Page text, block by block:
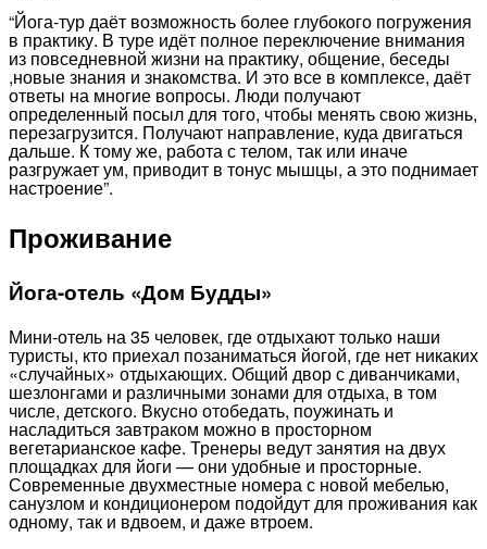
“Йога-тур даёт возможность более глубокого погружения
в практику. В туре идёт полное переключение внимания
из повседневной жизни на практику, общение, беседы
,новые знания и знакомства. И это все в комплексе, даёт
ответы на многие вопросы. Люди получают
определенный посыл для того, чтобы менять свою жизнь,
перезагрузится. Получают направление, куда двигаться
дальше. К тому же, работа с телом, так или иначе
разгружает ум, приводит в тонус мышцы, а это поднимает
настроение”.
Проживание
Йога-отель «Дом Будды»
Мини-отель на 35 человек, где отдыхают только наши
туристы, кто приехал позаниматься йогой, где нет никаких
«случайных» отдыхающих. Общий двор с диванчиками,
шезлонгами и различными зонами для отдыха, в том
числе, детского. Вкусно отобедать, поужинать и
насладиться завтраком можно в просторном
вегетарианское кафе. Тренеры ведут занятия на двух
площадках для йоги — они удобные и просторные.
Современные двухместные номера с новой мебелью,
санузлом и кондиционером подойдут для проживания как
одному, так и вдвоем, и даже втроем.